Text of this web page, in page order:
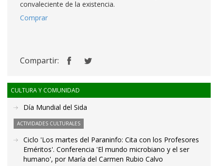
convaleciente de la existencia.
Comprar
Compartir:
CULTURA Y COMUNIDAD
Día Mundial del Sida
ACTIVIDADES CULTURALES
Ciclo 'Los martes del Paraninfo: Cita con los Profesores
Eméritos'. Conferencia 'El mundo microbiano y el ser
humano', por María del Carmen Rubio Calvo